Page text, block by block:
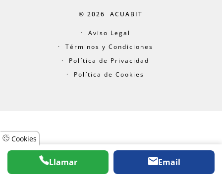
® 2026ACUABIT
Aviso Legal
Términos y Condiciones
Política de Privacidad
Política de Cookies
Cookies
Llamar Email